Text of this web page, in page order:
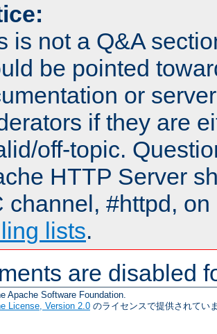
is not a Q&A
be pointed
or
if they are
off-topic.
HTTP Server
channel, #httpd,
lists.
are disabled
Apache Software Foundation.
License, Version 2.0 のライセンスで提供されてい